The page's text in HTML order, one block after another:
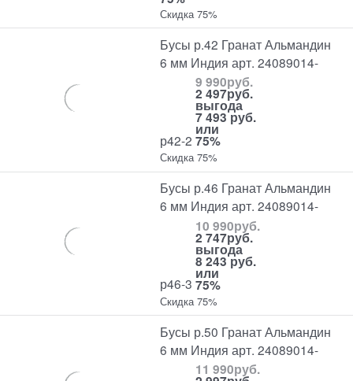
Скидка 75%
Бусы р.42 Гранат Альмандин
6 мм Индия арт. 24089014-
р42-2
9 990руб.
2 497руб.
выгода
7 493 руб.
или
75%
Скидка 75%
Бусы р.46 Гранат Альмандин
6 мм Индия арт. 24089014-
р46-3
10 990руб.
2 747руб.
выгода
8 243 руб.
или
75%
Скидка 75%
Бусы р.50 Гранат Альмандин
6 мм Индия арт. 24089014-
11 990руб.